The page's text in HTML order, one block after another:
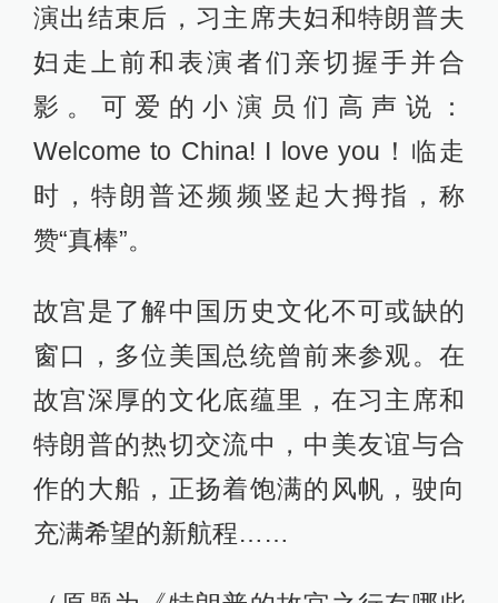
演出结束后，习主席夫妇和特朗普夫
妇走上前和表演者们亲切握手并合
影。可爱的小演员们高声说：
Welcome to China! I love you！临走
时，特朗普还频频竖起大拇指，称
赞“真棒”。
故宫是了解中国历史文化不可或缺的
窗口，多位美国总统曾前来参观。在
故宫深厚的文化底蕴里，在习主席和
特朗普的热切交流中，中美友谊与合
作的大船，正扬着饱满的风帆，驶向
充满希望的新航程……